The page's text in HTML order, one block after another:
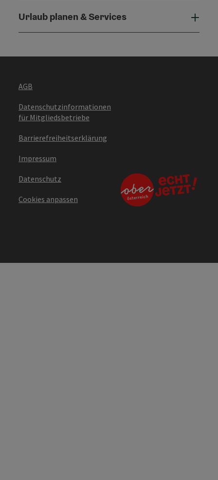
Urlaub planen & Services
AGB
Datenschutzinformationen
für Mitgliedsbetriebe
Barrierefreiheitserklärung
Impressum
Datenschutz
Cookies anpassen